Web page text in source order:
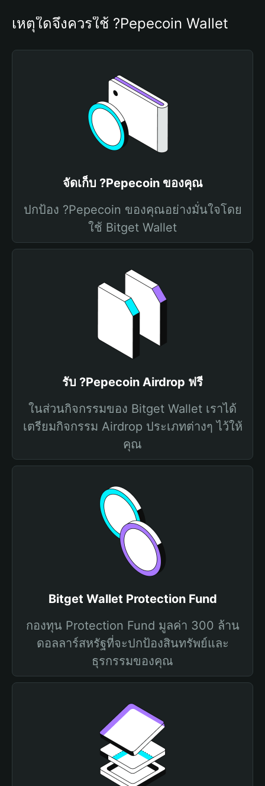
เหตุใดจึงควรใช้ ?Pepecoin Wallet
จัดเก็บ ?Pepecoin ของคุณ
ปกป้อง ?Pepecoin ของคุณอย่างมั่นใจโดย
ใช้ Bitget Wallet
รับ ?Pepecoin Airdrop ฟรี
ในส่วนกิจกรรมของ Bitget Wallet เราได้
เตรียมกิจกรรม Airdrop ประเภทต่างๆ ไว้ให้
คุณ
Bitget Wallet Protection Fund
กองทุน Protection Fund มูลค่า 300 ล้าน
ดอลลาร์สหรัฐที่จะปกป้องสินทรัพย์และ
ธุรกรรมของคุณ